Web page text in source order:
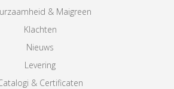
& Maigreen
Klachten
Nieuws
Levering
& Certificaten